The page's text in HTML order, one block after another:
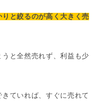
と絞るのが高く大きく売
と全然売れず、利益も少
ていれば、すぐに売れて